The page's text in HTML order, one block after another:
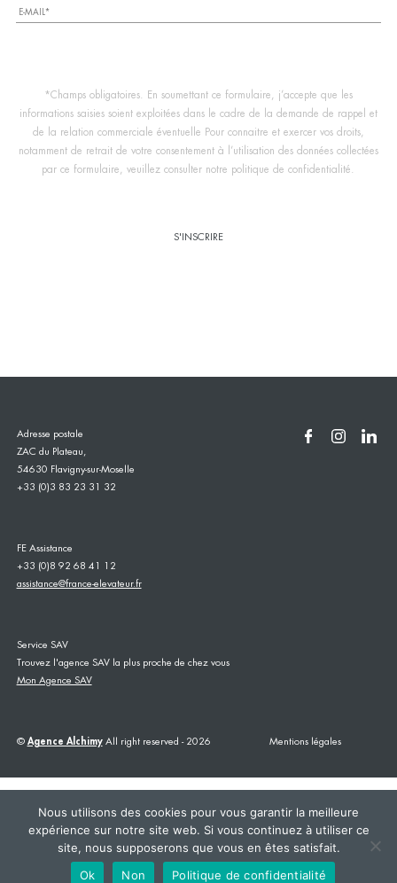
AGENCE SAV +33383233132
*Champs obligatoires. En soumettant ce formulaire, j’accepte que les
informations saisies soient exploitées dans le cadre de la demande de rappel et
de la relation commerciale éventuelle Pour connaitre et exercer vos droits,
notamment de retrait de votre consentement à l’utilisation des données collectées
par ce formulaire, veuillez consulter notre politique de confidentialité.
Adresse postale
ZAC du Plateau,
54630 Flavigny-sur-Moselle
+33 (0)3 83 23 31 32
FE Assistance
+33 (0)8 92 68 41 12
assistance@france-elevateur.fr
Service SAV
Trouvez l'agence SAV la plus proche de chez vous
Mon Agence SAV
© Agence AlchimyAll right reserved - 2026 Mentions légales
This site is registered on wpml.org
as a development site. Switch to a production
site key toremove this banner.
Nous utilisons des cookies pour vous garantir la meilleure
expérience sur notre site web. Si vous continuez à utiliser ce
site, nous supposerons que vous en êtes satisfait.
Ok
Non Politique de confidentialité